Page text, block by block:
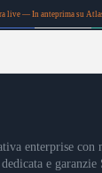
live — In anteprima su
enterprise con
e